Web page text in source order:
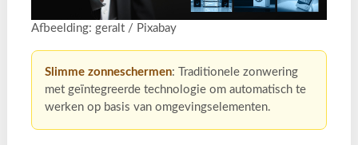
Afbeelding: geralt / Pixabay
Slimme zonneschermen: Traditionele zonwering
met geïntegreerde technologie om automatisch te
werken op basis van omgevingselementen.